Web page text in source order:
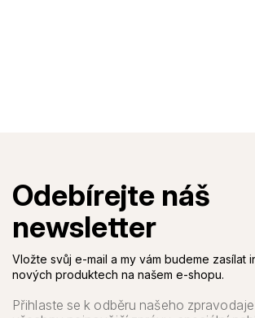
Vložte svůj e-mail a my vám budeme zasílat
nových produktech na našem e-shopu.